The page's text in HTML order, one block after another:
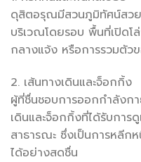
ดุสิตอรุณมีสวนภูมิทัศน์สวย
บริเวณโดยรอบ พื้นที่เปิดโ
กลางแจ้ง หรือการรวมตัว
2. เส้นทางเดินและจ็อกกิ้ง
ผู้ที่ชื่นชอบการออกกำลังกา
เดินและจ็อกกิ้งที่ได้รับกา
สาธารณะ ซึ่งเป็นการหลีก
ได้อย่างสดชื่น